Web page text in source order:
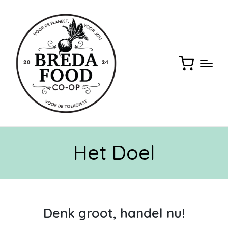
Het Doel
Denk groot, handel nu!